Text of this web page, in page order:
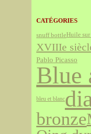
CATÉGORIES
snuff bottleHuile
XVIIIe
Pablo Picasso
Blue
bleu et blanc
bronze